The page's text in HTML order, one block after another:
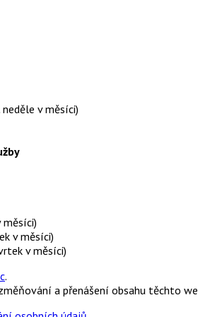
neděle v měsíci)
v měsíci)
v měsíci)
.
a přenášení obsahu těchto